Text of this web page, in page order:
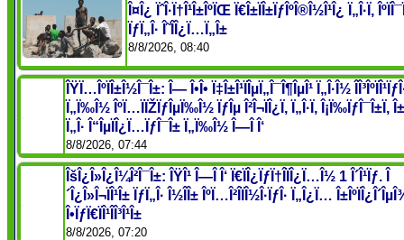
Î¤Î¿ ÏˆÎ·Ï†Î¹Î±ÎºÏŒ Ï€Î±ÏÎ±ÏƒÎºÎ®Î½Î¹Î¿ Ï„Î·Ï‚
ÏƒÏ„Î· Î˜Î­Î¿Ï…Ï„Î±
8/8/2026, 08:40
ÎŸÏ…ÎºÏÎ±Î½Î¯Î±: Î— Î•Î• Ï‡Î±Î¹ÏÎµÏ„Î¯Î¶ÎµÎ¹ Ï„Î·Î½
Ï„Ï‰Î½ ÎºÏ…ÏÏŽÏƒÎµÏ‰Î½ ÏƒÎµ Î²Î¬ÏÎ¿Ï‚ Ï„Î·Ï‚ Î¡Ï‰ÏƒÎ¯Î±Ï‚
Ï„Î· Î“ÎµÏÎ¿Ï…ÏƒÎ¯Î± Ï„Ï‰Î½ Î—Î Î‘
8/8/2026, 07:44
ÎšÎ¿Î»Î¿Î¼Î²Î¯Î±: ÎŸÎ¹ Î—Î Î‘ Ï€ÏÎ¿ÏƒÏ†Î­ÏÎ¿Ï…Î½ 1 Î´Î¹Ïƒ. Î
´Î¿Î»Î¬ÏÎ¹Î± ÏƒÏ„Î· Î½Î­Î± ÎºÏ…Î²Î­ÏÎ½Î·ÏƒÎ· Ï„Î¿Ï…
Î•ÏƒÏ€ÏÎ¹Î­Î³Î¹Î±
8/8/2026, 07:20